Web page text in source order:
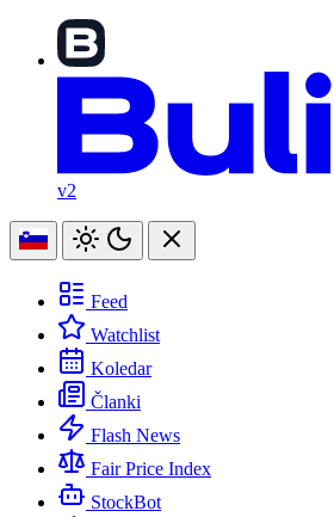
v2
Feed
Watchlist
Koledar
Članki
Flash News
Fair Price Index
StockBot